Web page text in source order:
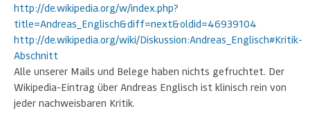
http://de.wikipedia.org/w/index.php?
title=Andreas_Englisch&diff=next&oldid=46939104
http://de.wikipedia.org/wiki/Diskussion:Andreas_Englisch#Kritik-
Abschnitt
Alle unserer Mails und Belege haben nichts gefruchtet. Der
Wikipedia-Eintrag über Andreas Englisch ist klinisch rein von
jeder nachweisbaren Kritik.